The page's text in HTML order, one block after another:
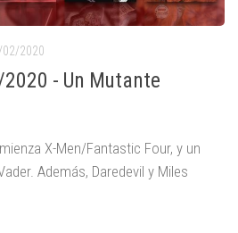
02/2020
- Un Mutante
X-Men/Fantastic Four, y un
Además, Daredevil y Miles